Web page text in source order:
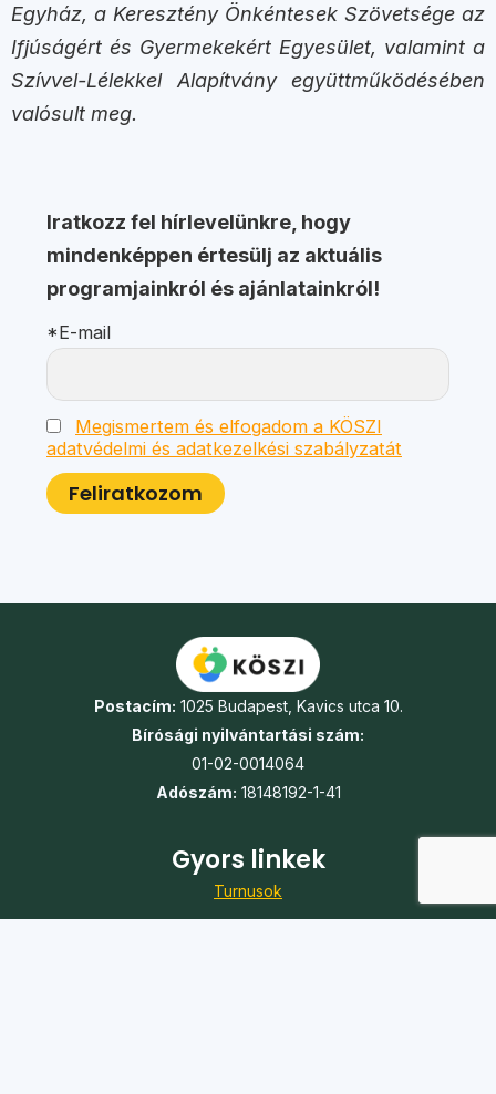
Egyház, a Keresztény Önkéntesek Szövetsége az
Ifjúságért és Gyermekekért Egyesület, valamint a
Szívvel-Lélekkel Alapítvány együttműködésében
valósult meg.
Iratkozz fel hírlevelünkre, hogy
mindenképpen értesülj az aktuális
programjainkról és ajánlatainkról!
*E-mail
Megismertem és elfogadom a KÖSZI
adatvédelmi és adatkezelkési szabályzatát
Postacím: 1025 Budapest, Kavics utca 10.
Bírósági nyilvántartási szám:
01-02-0014064
Adószám: 18148192-1-41
Gyors linkek
Turnusok